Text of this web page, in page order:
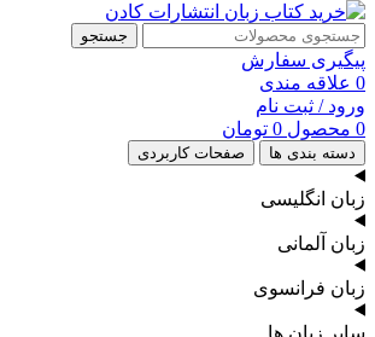
جستجو
پیگیری سفارش
0 علاقه مندی
ورود / ثبت نام
0 محصول 0 تومان
دسته بندی ها صفحات کاربردی
زبان انگلیسی
زبان آلمانی
زبان فرانسوی
سایر زبان ها